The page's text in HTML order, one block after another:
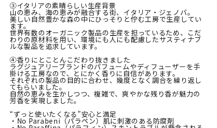
③イタリアの素晴らしい生産背景
山の恵み、海の恵みが融合する街、イタリア・ジェノバ。
美しい自然豊かな森の中にひっそりと佇む工房で生産してい
ます。
世界有数のオーガニック製品の生産を担っているため、こだ
わりの原材料を用い、環境にも人にも配慮したサスティナブ
ルな製品を追求しています。
④香りにとことんこだわり抜きました
ラグジュアリーブランドのパフュームやディフューザーを手
掛ける工房なので、とにかく香りに自信があります。
それぞれの製品の目的に合わせ、幾度となく調合を繰り返し
てもらいました。
自然の恵みを生かしつつ、複雑で、爽やかな残り香が魅力の
芳香を実現しました。
“ずっと使いたくなる”安心と満足
・No Parabeni（パラペン）肌に刺激のある防腐剤